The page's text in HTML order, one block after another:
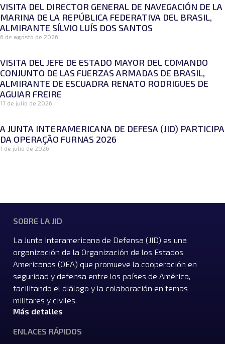
VISITA DEL DIRECTOR GENERAL DE NAVEGACIÓN DE LA
MARINA DE LA REPÚBLICA FEDERATIVA DEL BRASIL,
ALMIRANTE SÍLVIO LUÍS DOS SANTOS
6 de agosto de 2026
VISITA DEL JEFE DE ESTADO MAYOR DEL COMANDO
CONJUNTO DE LAS FUERZAS ARMADAS DE BRASIL,
ALMIRANTE DE ESCUADRA RENATO RODRIGUES DE
AGUIAR FREIRE
17 de julio de 2026
A JUNTA INTERAMERICANA DE DEFESA (JID) PARTICIPA
DA OPERAÇÃO FURNAS 2026
1 de julio de 2026
SOBRE LA JID
La Junta Interamericana de Defensa (JID) es una
organización de la Organización de los Estados
Americanos (OEA) que promueve la cooperación en
seguridad y defensa entre los países de América,
facilitando el diálogo y la colaboración en temas
militares y civiles.
Más detalles
ENLACES RÁPIDOS